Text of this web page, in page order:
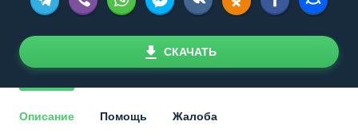
СКАЧАТЬ
Описание Помощь Жалоба